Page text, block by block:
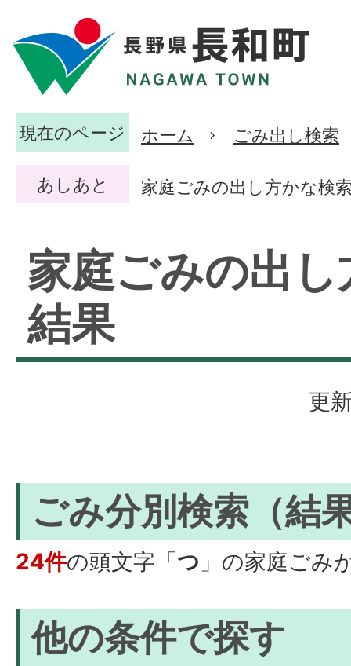
現在のページ ホーム ごみ出し検索
あしあと 家庭ごみの出し方かな検
家庭ごみの出
結果
更
ごみ分別検索 （結
24件の頭文字「つ 」の家庭ごみ
他の条件で探す